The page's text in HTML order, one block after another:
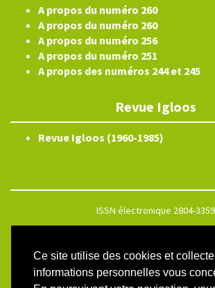
Ce site utilise des cookies et
informations personnelles vous
A propos du numéro 260
A propos du numéro 260
A propos du numéro 256
A propos du numéro 251
A propos des numéros 244 et 245
Revue Igloos
Revue Igloos (1960-1985)
ISSN électronique 2804-3359
Créé et hébergé par Chapitre 9 — Édité
réservé